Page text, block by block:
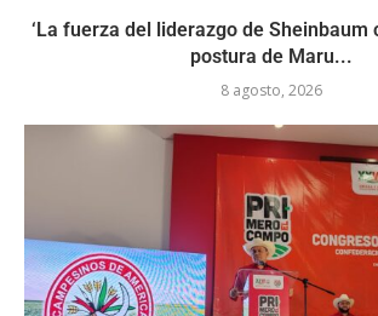
‘La fuerza del liderazgo de Sheinbaum
postura de Maru...
8 agosto, 2026